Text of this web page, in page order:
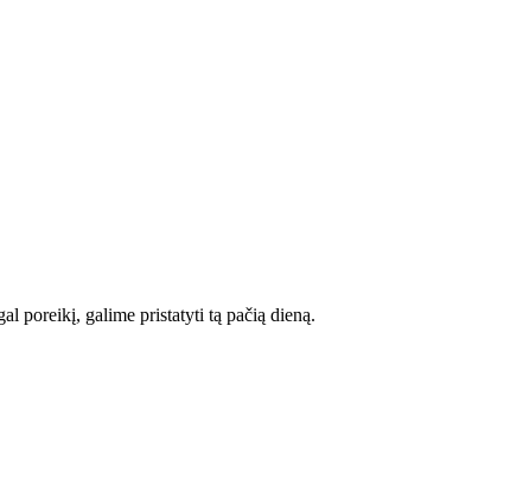
poreikį, galime pristatyti tą pačią dieną.